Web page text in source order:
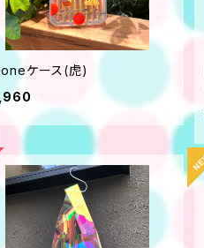
ケース(虎)